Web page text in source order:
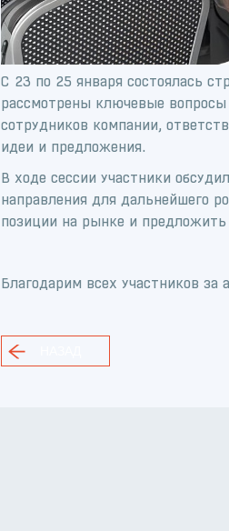
С 23 по 25 января состоялась
рассмотрены ключевые
сотрудников компании,
идеи и предложения.
В ходе сессии участники
направления для дальнейшего
позиции на рынке и
Благодарим всех участников